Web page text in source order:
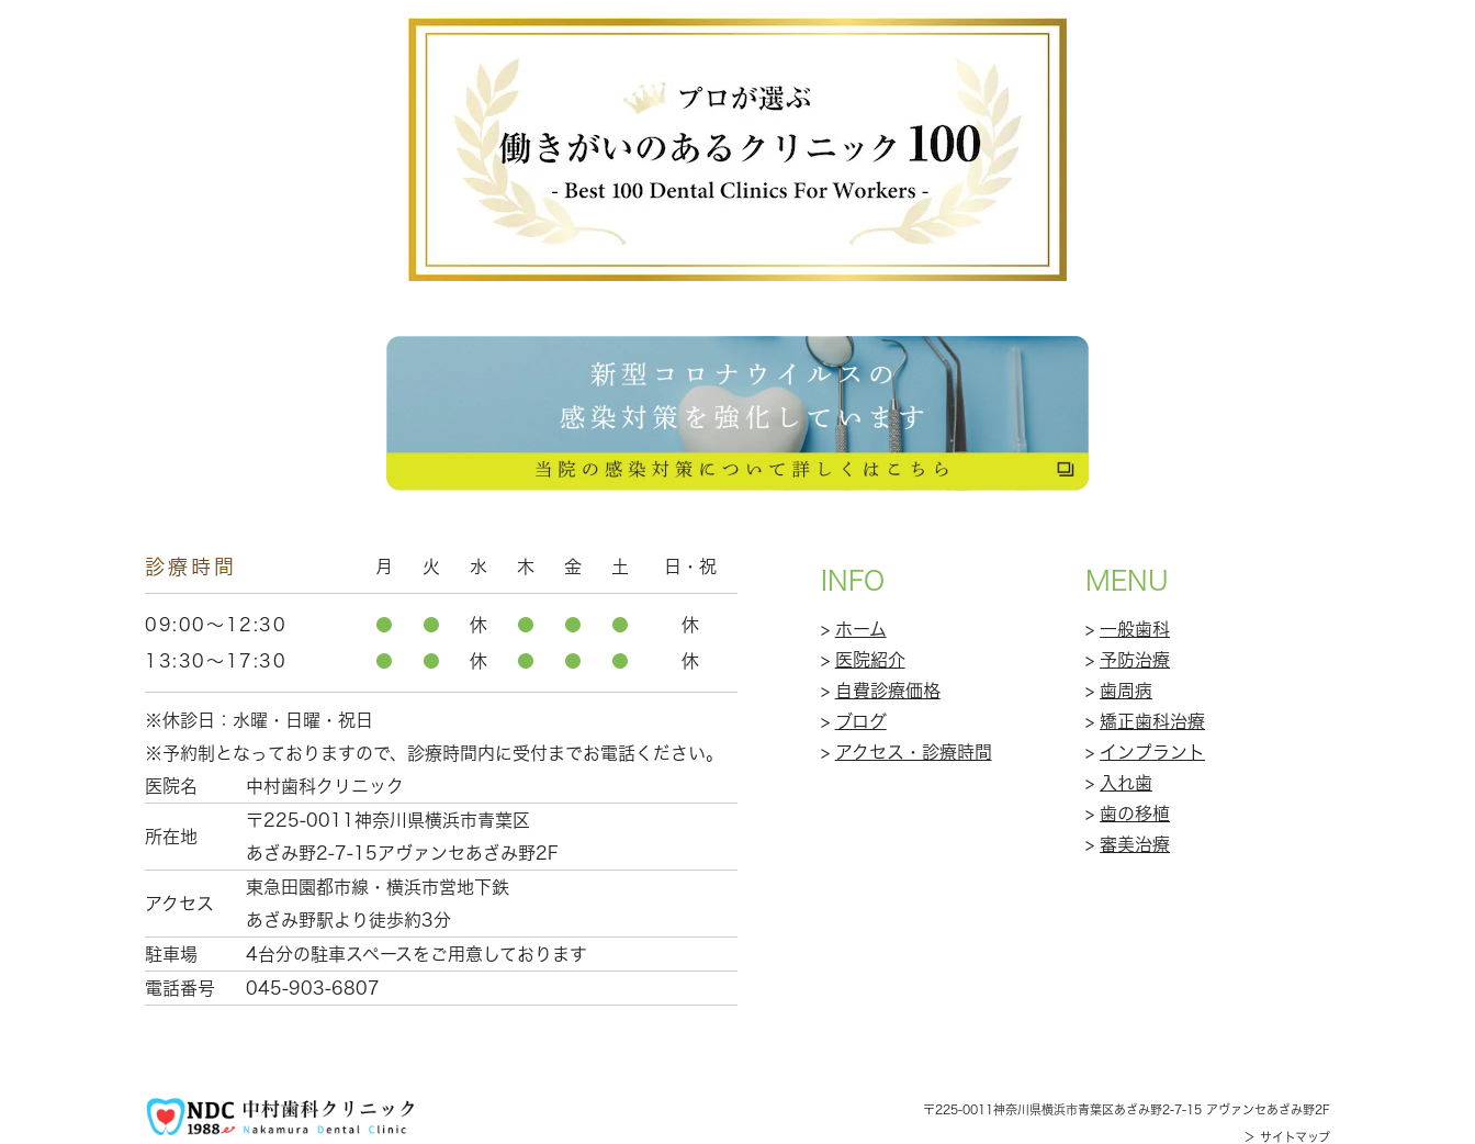
診療時間 月 火 水 木 金 土 日・祝
09:00～12:30 ● ● 休 ● ● ● 休
13:30～17:30 ● ● 休 ● ● ● 休
※休診日：水曜・日曜・祝日
※予約制となっておりますので、診療時間内に受付までお電話ください。
医院名
中村歯科クリニック
所在地
〒225-0011 神奈川県横浜市青葉区
あざみ野2-7-15アヴァンセあざみ野2F
アクセス
東急田園都市線・横浜市営地下鉄
あざみ野駅より徒歩約3分
駐車場
4台分の駐車スペースをご用意しております
電話番号
045-903-6807
INFO
> ホーム
> 医院紹介
> 自費診療価格
> ブログ
> アクセス・診療時間
MENU
> 一般歯科
> 予防治療
> 歯周病
> 矯正歯科治療
> インプラント
> 入れ歯
> 歯の移植
> 審美治療
〒225-0011 神奈川県横浜市青葉区あざみ野2-7-15 アヴァンセあざみ野2F
＞ サイトマップ